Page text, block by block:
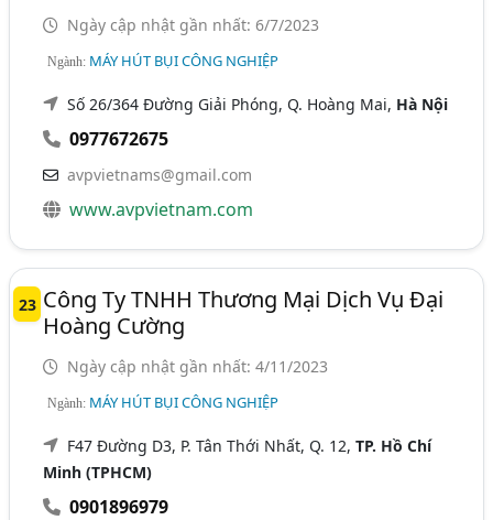
Ngày cập nhật gần nhất: 6/7/2023
Ngành: MÁY HÚT BỤI CÔNG NGHIỆP
Số 26/364 Đường Giải Phóng, Q. Hoàng Mai, Hà Nội
0977672675
avpvietnams@gmail.com
www.avpvietnam.com
23 Công Ty TNHH Thương Mại Dịch Vụ Đại
Hoàng Cường
Ngày cập nhật gần nhất: 4/11/2023
Ngành: MÁY HÚT BỤI CÔNG NGHIỆP
F47 Đường D3, P. Tân Thới Nhất, Q. 12,TP. Hồ Chí
Minh (TPHCM)
0901896979